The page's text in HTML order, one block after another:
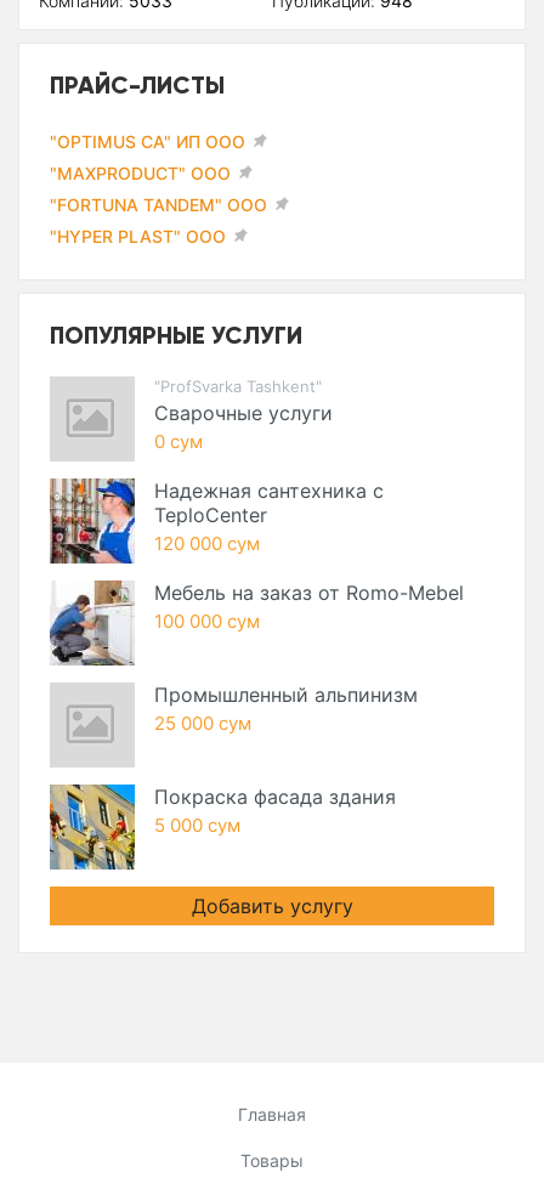
ПРАЙС-ЛИСТЫ
"OPTIMUS CA" ИП ООО
"MAXPRODUCT" ООО
"FORTUNA TANDEM" ООО
"HYPER PLAST" ООО
ПОПУЛЯРНЫЕ УСЛУГИ
"ProfSvarka Tashkent"
Сварочные услуги
0 сум
Надежная сантехника с
TeploCenter
120 000 сум
Мебель на заказ от Romo-Mebel
100 000 сум
Промышленный альпинизм
25 000 сум
Покраска фасада здания
5 000 сум
Добавить услугу
Главная
Товары